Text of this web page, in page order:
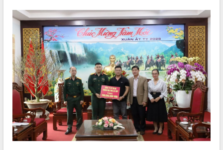
HỆ THỐNG VĂN BẢN
VĂN BẢN HĐND TỈNH
ĐIỂM TIN VĂN BẢN
QUY HOẠCH - KẾ HOẠCH